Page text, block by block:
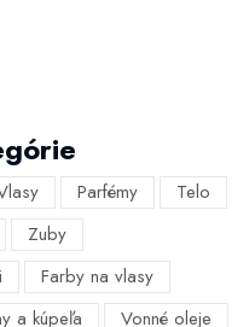
Parfémy
Telo
Zuby
Farby na vlasy
a kúpeľa
Vonné oleje